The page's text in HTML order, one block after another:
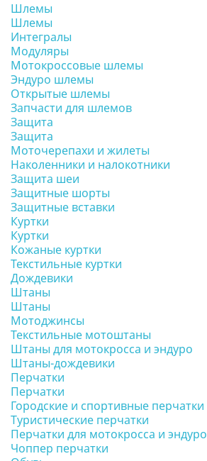
Шлемы
Шлемы
Интегралы
Модуляры
Мотокроссовые шлемы
Эндуро шлемы
Открытые шлемы
Запчасти для шлемов
Защита
Защита
Моточерепахи и жилеты
Наколенники и налокотники
Защита шеи
Защитные шорты
Защитные вставки
Куртки
Куртки
Кожаные куртки
Текстильные куртки
Дождевики
Штаны
Штаны
Мотоджинсы
Текстильные мотоштаны
Штаны для мотокросса и эндуро
Штаны-дождевики
Перчатки
Перчатки
Городские и спортивные перчатки
Туристические перчатки
Перчатки для мотокросса и эндуро
Чоппер перчатки